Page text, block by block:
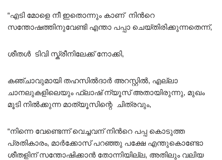
“എടി മോളെ നീ ഇതൊന്നും കാണ് നിൻറെ
സന്തോഷത്തിനുവേണ്ടി എന്താ പപ്പാ ചെയ്തിരിക്കുന്നതെന്ന്,
ശീതൾ ടിവി സ്ക്രീനിലേക്ക് നോക്കി,
കഞ്ചാവുമായി തഹസിൽദാർ അറസ്റ്റിൽ, എല്ലാ
ചാനലുകളിലെയും ഫ്ലാഷ് ന്യൂസ് അതായിരുന്നു, മുഖം
മൂടി നിൽക്കുന്ന മാത്യൂസിന്റെ ചിത്രവും,
“നിന്നെ വേണ്ടെന്ന് വെച്ചവന് നിൻറെ പപ്പ കൊടുത്ത
പ്രതികാരം, മാർക്കോസ് പറഞ്ഞു പക്ഷേ എന്തുകൊണ്ടോ
ശീതളിന് സന്തോഷിക്കാൻ തോന്നിയില്ല, അതിലും വലിയ